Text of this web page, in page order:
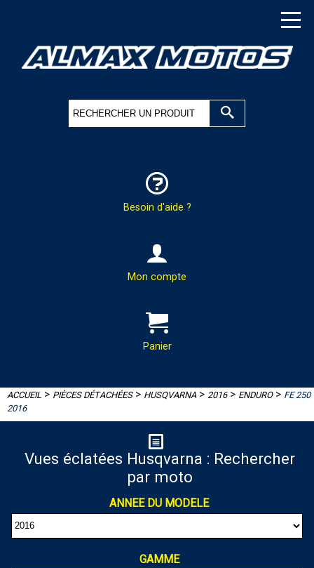
Besoin d'aide ?
HOTLINE & COMMANDES
PAR TÉLÉPHONE :
PAR MAIL :
Contactez-nous pour toutes
demandes de renseignements
Mon compte
Panier
Panier
Votre panier est vide
ACCUEIL > PIÈCES DÉTACHÉES> HUSQVARNA> 2016> ENDURO> FE 250
2016
Vues éclatées Husqvarna : Rechercher
par moto
ANNEE DU MODELE
GAMME